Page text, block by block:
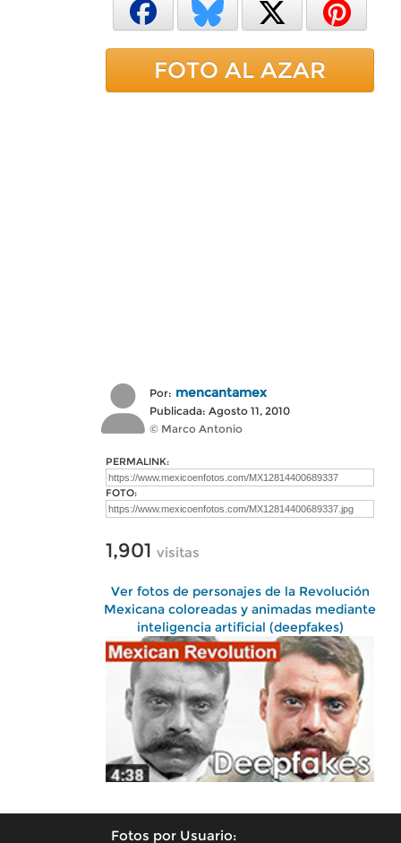
FOTO AL AZAR
Por: mencantamex
Publicada: Agosto 11, 2010
© Marco Antonio
PERMALINK:
FOTO:
1,901 visitas
Ver fotos de personajes de la Revolución
Mexicana coloreadas y animadas mediante
inteligencia artificial (deepfakes)
Fotos por Usuario: